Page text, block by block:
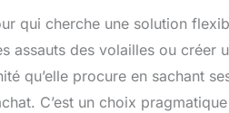
qui cherche une solution
assauts des volailles ou créer
qu’elle procure en sachant
C’est un choix